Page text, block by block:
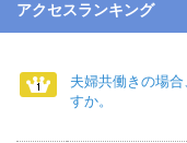
アクセスランキング
夫婦共働きの場
すか。